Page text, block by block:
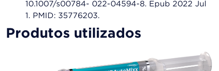
10.1007/s00784- 022-04594-8. Epub 2022 Jul
1. PMID: 35776203.
Produtos utilizados